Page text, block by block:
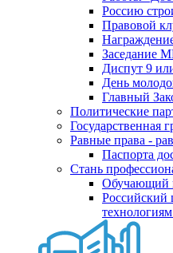
Россию
Правовой
Заседание
Диспут 9
День
Главный
Политические
Государственная
Равные права -
Паспорта
Стань
Обучающий
Российский